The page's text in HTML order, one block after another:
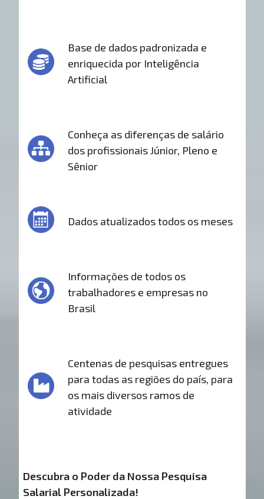
Base de dados padronizada e
enriquecida por Inteligência
Artificial
Conheça as diferenças de salário
dos profissionais Júnior, Pleno e
Sênior
Dados atualizados todos os meses
Informações de todos os
trabalhadores e empresas no
Brasil
Centenas de pesquisas entregues
para todas as regiões do país, para
os mais diversos ramos de
atividade
Descubra o Poder da Nossa Pesquisa
Salarial Personalizada!